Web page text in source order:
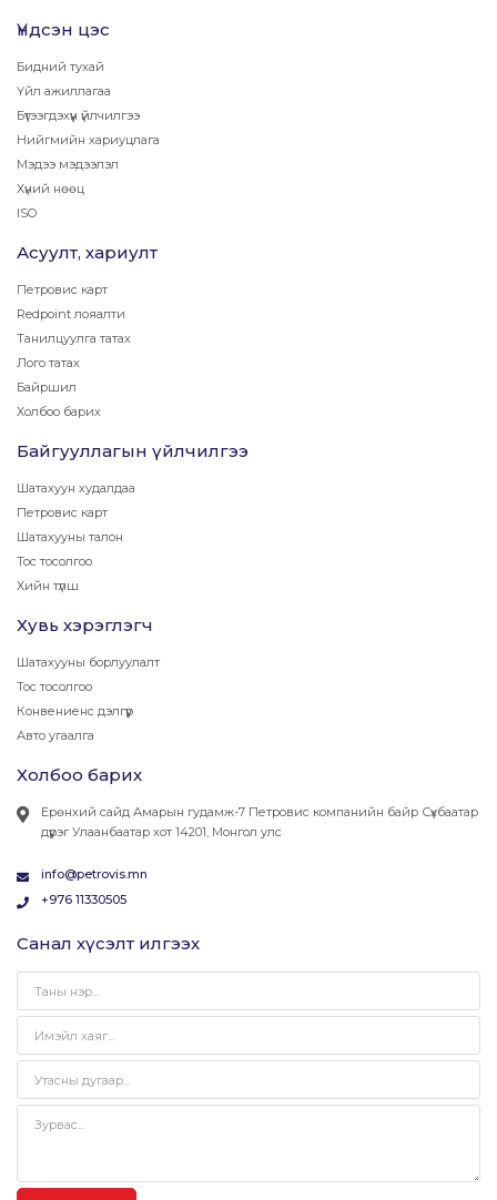
Үндсэн цэс
Бидний тухай
Үйл ажиллагаа
Бүтээгдэхүүн үйлчилгээ
Нийгмийн хариуцлага
Мэдээ мэдээлэл
Хүний нөөц
ISO
Асуулт, хариулт
Петровис карт
Redpoint лояалти
Танилцуулга татах
Лого татах
Байршил
Холбоо барих
Байгууллагын үйлчилгээ
Шатахуун худалдаа
Петровис карт
Шатахууны талон
Тос тосолгоо
Хийн түлш
Хувь хэрэглэгч
Шатахууны борлуулалт
Тос тосолгоо
Конвениенс дэлгүүр
Авто угаалга
Холбоо барих
Ерөнхий сайд Амарын гудамж-7 Петровис компанийн байр Сүхбаатар
дүүрэг Улаанбаатар хот 14201, Монгол улс
info@petrovis.mn
+976 11330505
Санал хүсэлт илгээх